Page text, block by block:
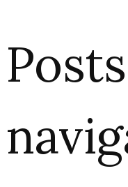
Posts